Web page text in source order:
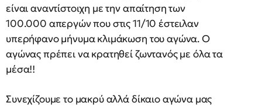
είναι αναντίστοιχη με την απαίτηση των
100.000 απεργών που στις 11/10 έστειλαν
υπερήφανο μήνυμα κλιμάκωση του αγώνα. Ο
αγώνας πρέπει να κρατηθεί ζωντανός με όλα τα
μέσα!!
Συνεχίζουμε το μακρύ αλλά δίκαιο αγώνα μας